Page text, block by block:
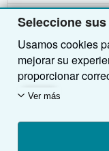
Seleccione
Usamos cookies
mejorar su
proporcionar
utilizamos cookies
midiendo las
mejoras. Si está
Ver más
Colecciones
Mi cuenta
Mis pedidos
Ver carrito
Comenzar a vender
Únase a nuestro
Recomiende un vendedor
Sobre nosotros
Sobre IberLibro
Medios
Empleo
Política de Privacidad
Obtener Ayuda
Preguntas frecuentes y
Atención al Cliente
Otras compañías de
AbeBooks.com
AbeBooks.co.uk
Siga a IberLibro